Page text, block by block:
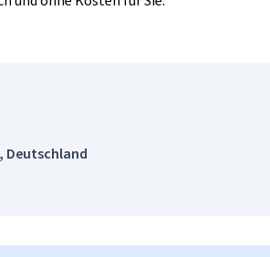
Deutschland